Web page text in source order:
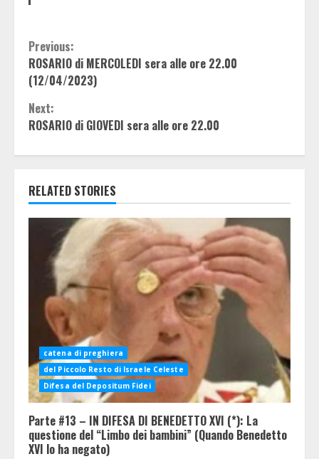
Continue
Reading
Previous:
ROSARIO di MERCOLEDI sera alle ore 22.00
(12/04/2023)
Next:
ROSARIO di GIOVEDI sera alle ore 22.00
RELATED STORIES
catena di preghiera
del Piccolo Resto di Israele Celeste
Difesa del Depositum Fidei
Parte #13 – IN DIFESA DI BENEDETTO XVI (*): La
questione del “Limbo dei bambini” (Quando Benedetto
XVI lo ha negato)